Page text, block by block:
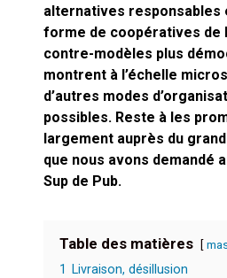
Technostress
le
cœur du
alternatives responsables
forme de coopératives de
contre-modèles plus
montrent à l’échelle
d’autres modes
possibles. Reste à les
largement auprès du
que nous avons demandé
Sup de Pub.
Table des matières
1
Livraison, désillusion